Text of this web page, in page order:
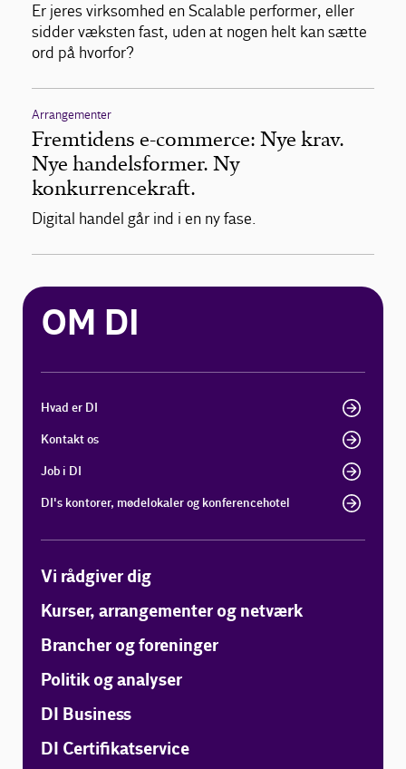
Er jeres virksomhed en Scalable performer, eller
sidder væksten fast, uden at nogen helt kan sætte
ord på hvorfor?
Arrangementer
Fremtidens e-commerce: Nye krav.
Nye handelsformer. Ny
konkurrencekraft.
Digital handel går ind i en ny fase.
OM DI
Hvad er DI
Kontakt os
Job i DI
DI's kontorer, mødelokaler og konferencehotel
Vi rådgiver dig
Kurser, arrangementer og netværk
Brancher og foreninger
Politik og analyser
DI Business
DI Certifikatservice